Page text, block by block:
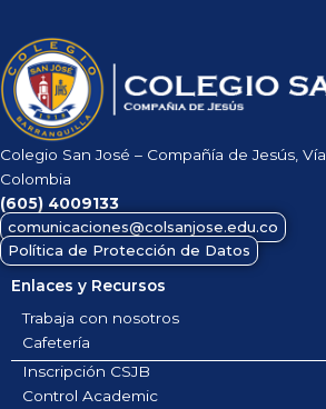
Colegio San José – Compañía de Jesús,
Colombia
(605) 4009133
comunicaciones@colsanjose.edu.co
Política de Protección de Datos
Enlaces y Recursos
Trabaja con nosotros
Cafetería
Inscripción CSJB
Control Academic